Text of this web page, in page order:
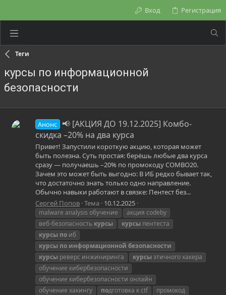
Вход Регистрация
Теги
курсы по информационной
безопасности
Анонс
📢 [АКЦИЯ ДО 19.12.2025] Комбо-
скидка –20% на два курса
Привет! Запустили короткую акцию, которая может
быть полезна. Суть простая: берёшь любые два курса
сразу — получаешь –20% по промокоду COMBO20.
Зачем это может быть выгодно: В ИБ редко бывает так,
что достаточно знать только одно направление.
Обычно навыки работают в связке: Пентест без...
Сергей Попов Тема 10.12.2025
malware analysis обучение
акция codeby
веб-безопасность курсы курсы пентеста
курсы по иб
курсы по информационной безопасности
курсы реверс инжиниринга курсы этичного хакера
обучение кибербезопасности
обучение кибербезопасности онлайн
обучение хакингу
подготовка к ctf
промокод